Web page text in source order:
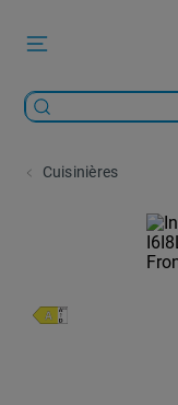
Cuisinières